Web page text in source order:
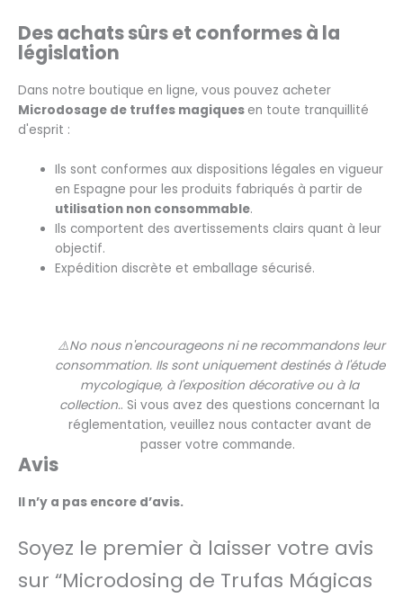
Des achats sûrs et conformes à la
législation
Dans notre boutique en ligne, vous pouvez acheter
Microdosage de truffes magiques en toute tranquillité
d'esprit :
Ils sont conformes aux dispositions légales en vigueur
en Espagne pour les produits fabriqués à partir de
utilisation non consommable.
Ils comportent des avertissements clairs quant à leur
objectif.
Expédition discrète et emballage sécurisé.
⚠️No nous n'encourageons ni ne recommandons leur
consommation. Ils sont uniquement destinés à l'étude
mycologique, à l'exposition décorative ou à la
collection.. Si vous avez des questions concernant la
réglementation, veuillez nous contacter avant de
passer votre commande.
Avis
Il n’y a pas encore d’avis.
Soyez le premier à laisser votre avis
sur “Microdosing de Trufas Mágicas